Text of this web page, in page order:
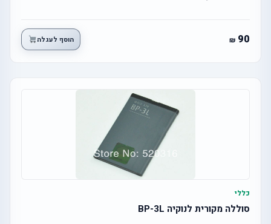
90 הוסף לעגלה
כללי
סוללה מקורית לנוקיה BP-3L